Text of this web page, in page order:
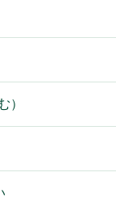
）